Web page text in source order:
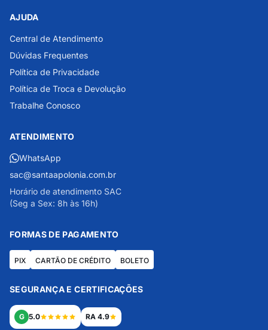
AJUDA
Central de Atendimento
Dúvidas Frequentes
Política de Privacidade
Política de Troca e Devolução
Trabalhe Conosco
ATENDIMENTO
WhatsApp
sac@santaapolonia.com.br
Horário de atendimento SAC
(Seg a Sex: 8h às 16h)
FORMAS DE PAGAMENTO
PIX CARTÃO DE CRÉDITO BOLETO
SEGURANÇA E CERTIFICAÇÕES
G 5.0 RA 4.9